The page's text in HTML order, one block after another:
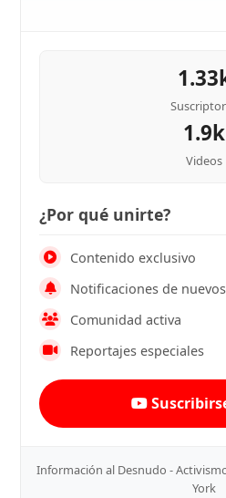
1.9k
Videos
¿Por qué unirte?
Contenido exclusivo
Notificaciones de
Comunidad activa
Reportajes especiales
Información al Desnudo -
York